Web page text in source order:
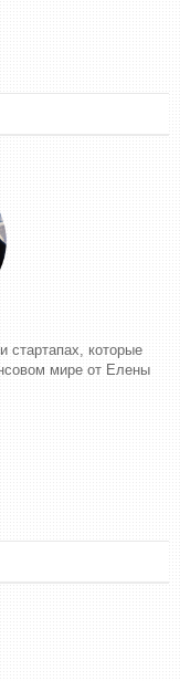
стартапах, которые
мире от Елены